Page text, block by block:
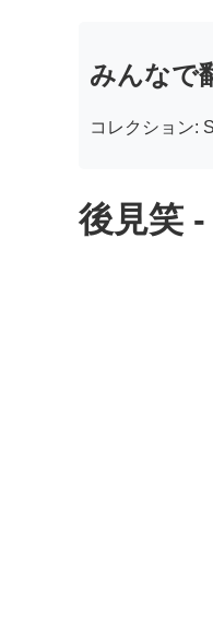
みんなで
コレクション:
後見笑 -